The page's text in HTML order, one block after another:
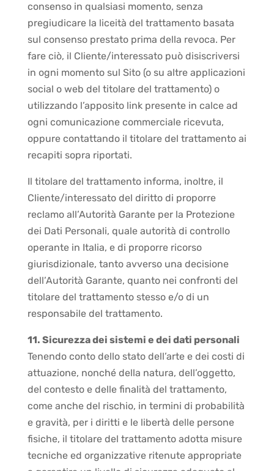
consenso in qualsiasi momento, senza
pregiudicare la liceità del trattamento basata
sul consenso prestato prima della revoca. Per
fare ciò, il Cliente/interessato può disiscriversi
in ogni momento sul Sito (o su altre applicazioni
social o web del titolare del trattamento) o
utilizzando l’apposito link presente in calce ad
ogni comunicazione commerciale ricevuta,
oppure contattando il titolare del trattamento ai
recapiti sopra riportati.
Il titolare del trattamento informa, inoltre, il
Cliente/interessato del diritto di proporre
reclamo all’Autorità Garante per la Protezione
dei Dati Personali, quale autorità di controllo
operante in Italia, e di proporre ricorso
giurisdizionale, tanto avverso una decisione
dell’Autorità Garante, quanto nei confronti del
titolare del trattamento stesso e/o di un
responsabile del trattamento.
11. Sicurezza dei sistemi e dei dati personali
Tenendo conto dello stato dell’arte e dei costi di
attuazione, nonché della natura, dell’oggetto,
del contesto e delle finalità del trattamento,
come anche del rischio, in termini di probabilità
e gravità, per i diritti e le libertà delle persone
fisiche, il titolare del trattamento adotta misure
tecniche ed organizzative ritenute appropriate